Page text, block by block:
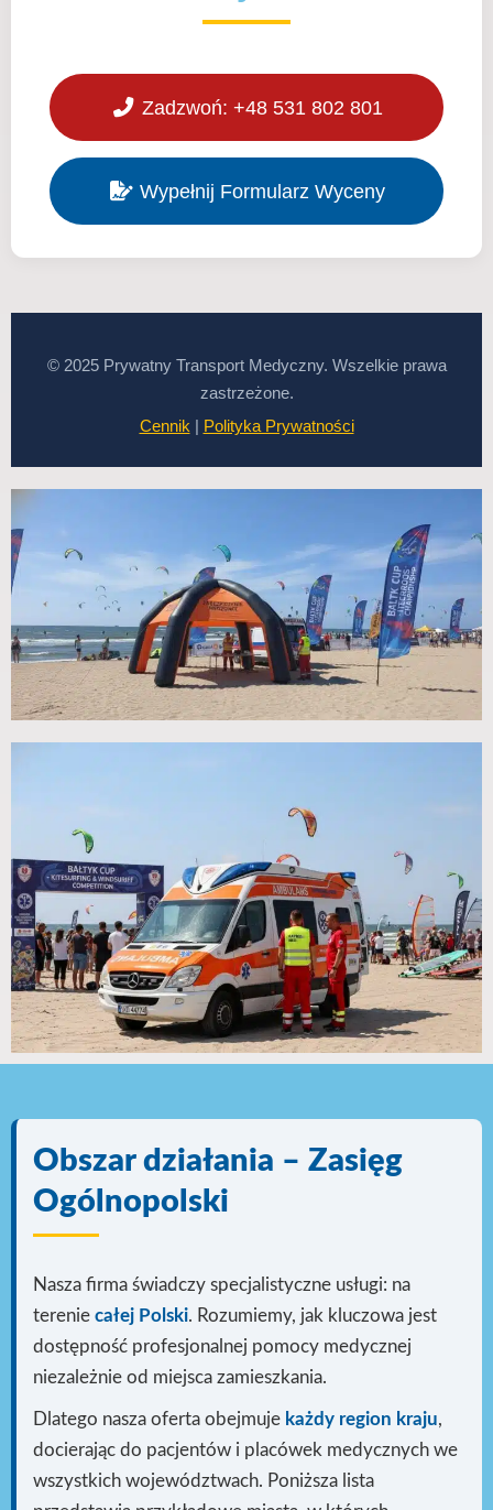
Zadzwoń: +48 531 802 801
Wypełnij Formularz Wyceny
© 2025 Prywatny Transport Medyczny. Wszelkie prawa
zastrzeżone.
Cennik | Polityka Prywatności
Obszar działania – Zasięg
Ogólnopolski
Nasza firma świadczy specjalistyczne usługi: na
terenie całej Polski. Rozumiemy, jak kluczowa jest
dostępność profesjonalnej pomocy medycznej
niezależnie od miejsca zamieszkania.
Dlatego nasza oferta obejmuje każdy region kraju,
docierając do pacjentów i placówek medycznych we
wszystkich województwach. Poniższa lista